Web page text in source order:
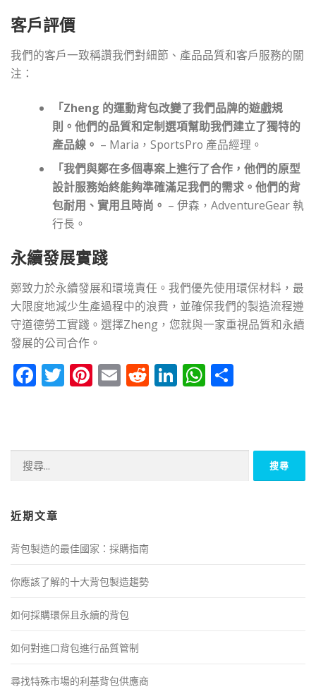
客戶評價
我們的客戶一致稱讚我們對細節、產品品質和客戶服務的關
注：
「Zheng 的運動背包改變了我們品牌的遊戲規
則。他們的品質和定制選項幫助我們建立了獨特的
產品線。 – Maria，SportsPro 產品經理。
「我們與鄭在多個專案上進行了合作，他們的原型
設計服務始終能夠準確滿足我們的需求。他們的背
包耐用、實用且時尚。 – 伊森，AdventureGear 執
行長。
永續發展實踐
鄭致力於永續發展和環境責任。我們優先使用環保材料，最
大限度地減少生產過程中的浪費，並確保我們的製造流程遵
守道德勞工實踐。選擇Zheng，您就與一家重視品質和永續
發展的公司合作。
Facebook
Twitter
Pinterest
EmailReddit
LinkedIn
WhatsApp
鍵
近期文章
背包製造的最佳國家：採購指南
你應該了解的十大背包製造趨勢
如何採購環保且永續的背包
如何對進口背包進行品質管制
尋找特殊市場的利基背包供應商